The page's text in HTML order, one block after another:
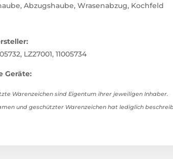
Abzugshaube, Wrasenabzug, Kochfeld
LZ27001, 11005734
Geräte:
Warenzeichen sind Eigentum ihrer jeweiligen Inhaber.
und geschützter Warenzeichen hat lediglich